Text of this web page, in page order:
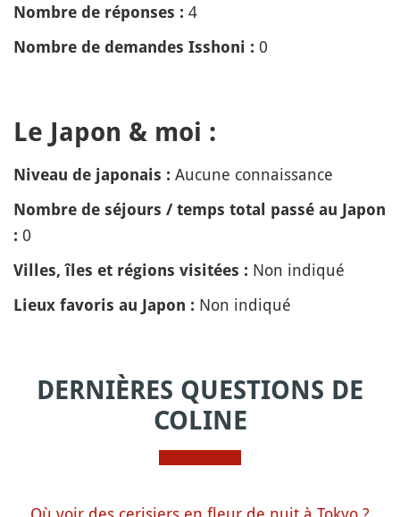
Nombre de réponses : 4
Nombre de demandes Isshoni : 0
Le Japon & moi :
Niveau de japonais : Aucune connaissance
Nombre de séjours / temps total passé au Japon
: 0
Villes, îles et régions visitées : Non indiqué
Lieux favoris au Japon : Non indiqué
DERNIÈRES QUESTIONS DE
COLINE